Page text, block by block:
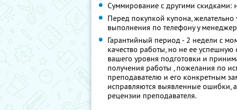
Суммирование с другими скидками:
Перед покупкой купона, желательно
выполнения по телефону у
Гарантийный период - 2 недели с
качество работы, но не ее успешную
вашего уровня подготовки и
получения работы , пожелания по
преподавателю и его конкретным
исправляются выявленные ошибки,
рецензии преподавателя.